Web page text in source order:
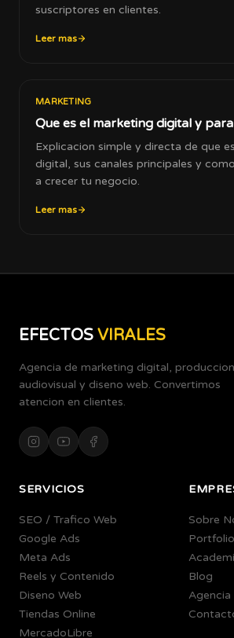
suscriptores en clientes.
Leer mas
MARKETING
Que es el marketing digital y
Explicacion simple y directa de que
digital, sus canales principales y
a crecer tu negocio.
Leer mas
EFECTOS VIRALES
Agencia de marketing digital, produccion
audiovisual y diseno web. Convertimos
atencion en clientes.
SERVICIOS
SEO / Trafico Web
Google Ads
Meta Ads
Reels y Contenido
Diseno Web
Tiendas Online
MercadoLibre
Sobre
Portfolio
Blog